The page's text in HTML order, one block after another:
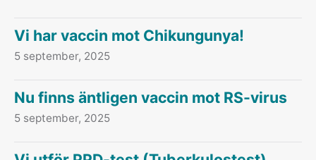
Vi har vaccin mot Chikungunya!
5 september, 2025
Nu finns äntligen vaccin mot RS-virus
5 september, 2025